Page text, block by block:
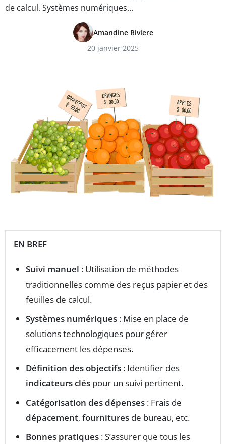
de calcul. Systèmes numériques…
Amandine Riviere
20 janvier 2025
EN BREF
Suivi manuel : Utilisation de méthodes
traditionnelles comme des reçus papier et des
feuilles de calcul.
Systèmes numériques : Mise en place de
solutions technologiques pour gérer
efficacement les dépenses.
Définition des objectifs : Identifier des
indicateurs clés pour un suivi pertinent.
Catégorisation des dépenses : Frais de
dépacement, fournitures de bureau, etc.
Bonnes pratiques : S’assurer que tous les